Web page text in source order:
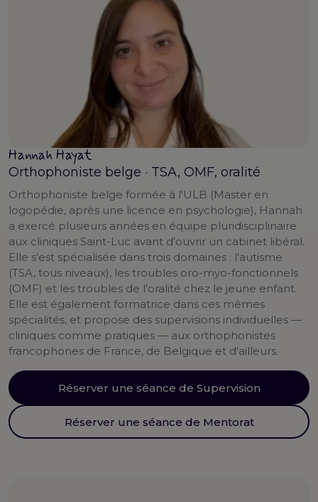
Hannah Hayat
Orthophoniste belge · TSA, OMF, oralité
Orthophoniste belge formée à l'ULB (Master en
logopédie, après une licence en psychologie), Hannah
a exercé plusieurs années en équipe pluridisciplinaire
aux cliniques Saint-Luc avant d'ouvrir un cabinet libéral.
Elle s'est spécialisée dans trois domaines : l'autisme
(TSA, tous niveaux), les troubles oro-myo-fonctionnels
(OMF) et les troubles de l'oralité chez le jeune enfant.
Elle est également formatrice dans ces mêmes
spécialités, et propose des supervisions individuelles —
cliniques comme pratiques — aux orthophonistes
francophones de France, de Belgique et d'ailleurs.
Réserver une séance de Supervision
Réserver une séance de Mentorat